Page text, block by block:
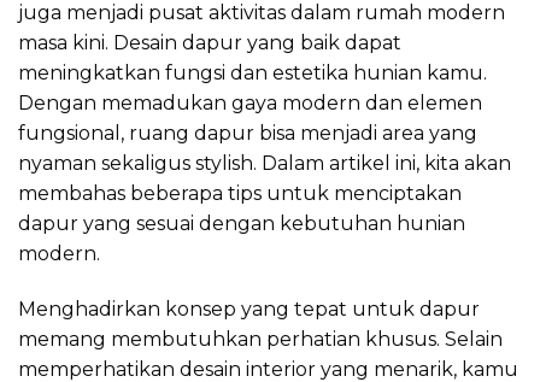
juga menjadi pusat aktivitas dalam rumah modern
masa kini. Desain dapur yang baik dapat
meningkatkan fungsi dan estetika hunian kamu.
Dengan memadukan gaya modern dan elemen
fungsional, ruang dapur bisa menjadi area yang
nyaman sekaligus stylish. Dalam artikel ini, kita akan
membahas beberapa tips untuk menciptakan
dapur yang sesuai dengan kebutuhan hunian
modern.
Menghadirkan konsep yang tepat untuk dapur
memang membutuhkan perhatian khusus. Selain
memperhatikan desain interior yang menarik, kamu